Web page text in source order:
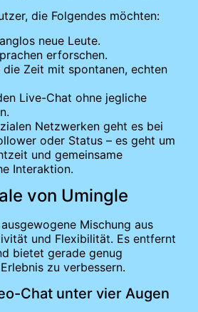
die Folgendes möchten:
neue Leute.
erforschen.
die Zeit mit spontanen, echten
Live-Chat ohne jegliche
Netzwerken geht es bei
oder Status – es geht um
und gemeinsame
Interaktion.
von Umingle
Mischung aus
und Flexibilität. Es entfernt
bietet gerade genug
zu verbessern.
Chat unter vier Augen